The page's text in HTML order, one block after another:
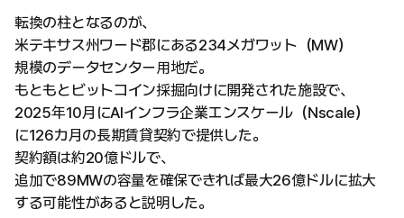
転換の柱となるのが、
米テキサス州ワード郡にある234メガワット（MW）
規模のデータセンター用地だ。
もともとビットコイン採掘向けに開発された施設で、
2025年10月にAIインフラ企業エンスケール（Nscale）
に126カ月の長期賃貸契約で提供した。
契約額は約20億ドルで、
追加で89MWの容量を確保できれば最大26億ドルに拡大
する可能性があると説明した。